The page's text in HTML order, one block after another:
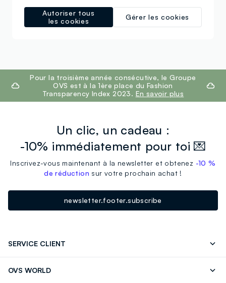
footer.ariatitlePour la troisième année consécutive, le Groupe
OVS est à la 1ère place du Fashion
Transparency Index 2023. En savoir plus
Un clic, un cadeau :
-10% immédiatement pour toi 💌
Inscrivez-vous maintenant à la newsletter et obtenez -10 %
de réduction sur votre prochain achat !
newsletter.footer.subscribe
SERVICE CLIENT
OVS WORLD
Gérer les cookies
Autoriser tous
les cookies